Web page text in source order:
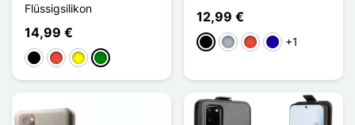
Flüssigsilikon
14,99 €
Schwarz
Rot GelbGrün
12,99 €
Schwarz
GrauRot Dunkelblau
+1